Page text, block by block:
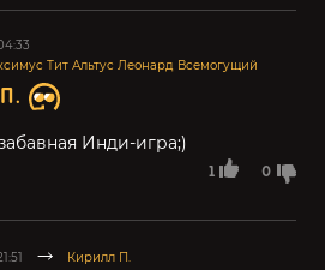
Тит Альтус Леонард Всемогущий
1 0
Инди-игра;)
Кирилл П.